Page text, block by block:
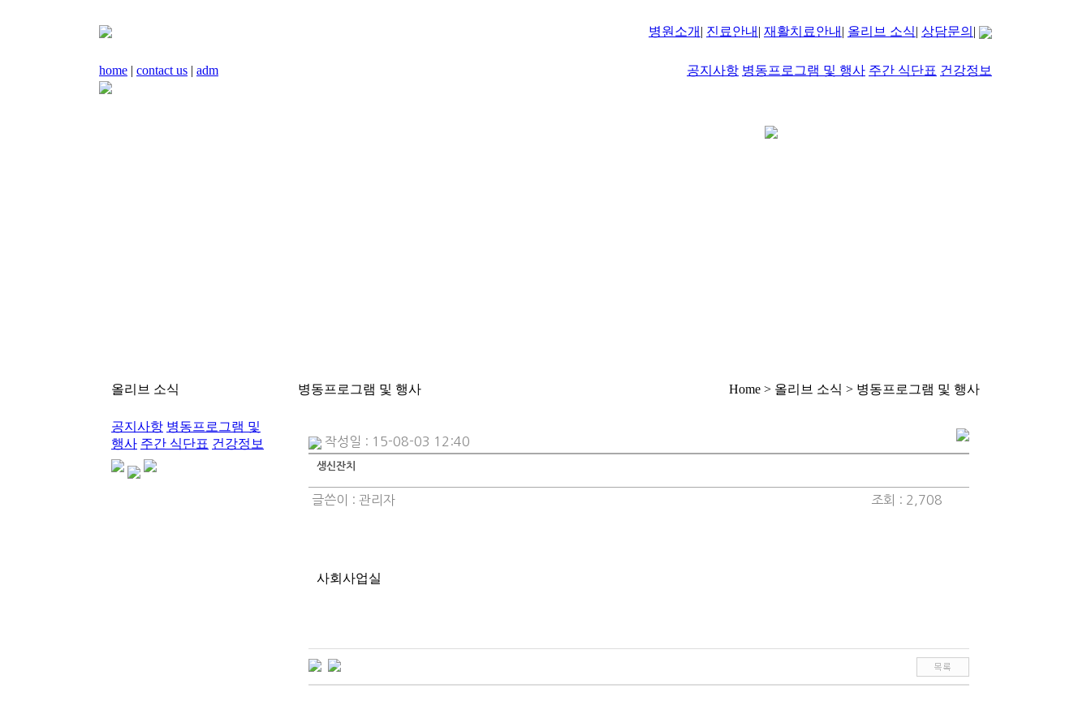
병원소개 | 진료안내 | 재활치료안내 | 올리브 소식| 상담문의 |
home | contact us | adm 공지사항 병동프로그램 및 행사 주간 식단표 건강정보
올리브 소식
공지사항 병동프로그램 및
행사 주간 식단표 건강정보
병동프로그램 및 행사 Home > 올리브 소식 > 병동프로그램 및 행사
작성일 : 15-08-03 12:40
생신잔치
글쓴이 : 관리자 조회 : 2,708
사회사업실